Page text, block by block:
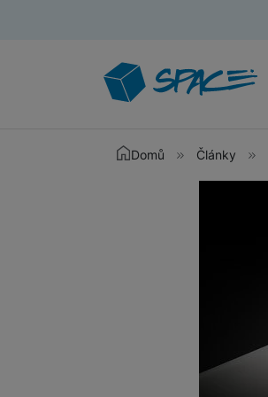
Akce a výprodej
Mobilní telefony
Domů Články